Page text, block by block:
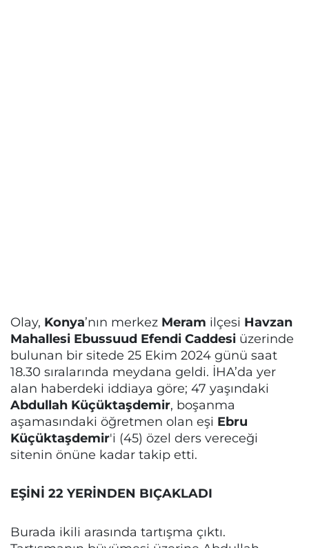
Olay, Konya’nın merkez Meram ilçesi Havzan
Mahallesi Ebussuud Efendi Caddesi üzerinde
bulunan bir sitede 25 Ekim 2024 günü saat
18.30 sıralarında meydana geldi. İHA’da yer
alan haberdeki iddiaya göre; 47 yaşındaki
Abdullah Küçüktaşdemir, boşanma
aşamasındaki öğretmen olan eşi Ebru
Küçüktaşdemir'i (45) özel ders vereceği
sitenin önüne kadar takip etti.
EŞİNİ 22 YERİNDEN BIÇAKLADI
Burada ikili arasında tartışma çıktı.